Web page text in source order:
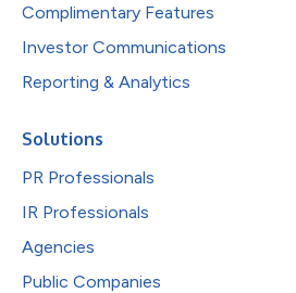
Complimentary Features
Investor Communications
Reporting & Analytics
Solutions
PR Professionals
IR Professionals
Agencies
Public Companies